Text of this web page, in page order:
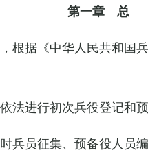
第一章 总
根据《中华人民共和国
法进行初次兵役登记和预
兵员征集、预备役人员